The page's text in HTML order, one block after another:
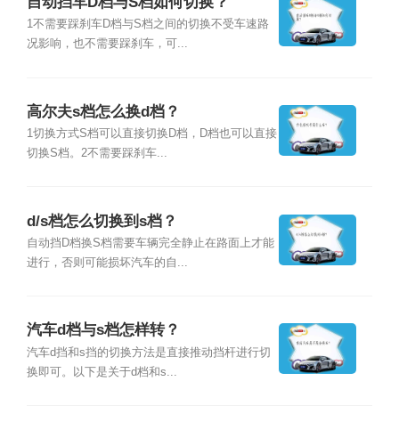
1不需要踩刹车D档与S档之间的切换不受车速路
况影响，也不需要踩刹车，可...
高尔夫s档怎么换d档？
1切换方式S档可以直接切换D档，D档也可以直接
切换S档。2不需要踩刹车...
d/s档怎么切换到s档？
自动挡D档换S档需要车辆完全静止在路面上才能
进行，否则可能损坏汽车的自...
汽车d档与s档怎样转？
汽车d挡和s挡的切换方法是直接推动挡杆进行切
换即可。以下是关于d档和s...